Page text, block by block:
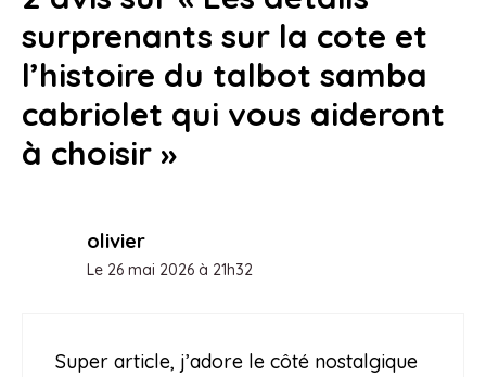
surprenants sur la cote et
l’histoire du talbot samba
cabriolet qui vous aideront
à choisir »
olivier
Le 26 mai 2026 à 21h32
Super article, j’adore le côté nostalgique